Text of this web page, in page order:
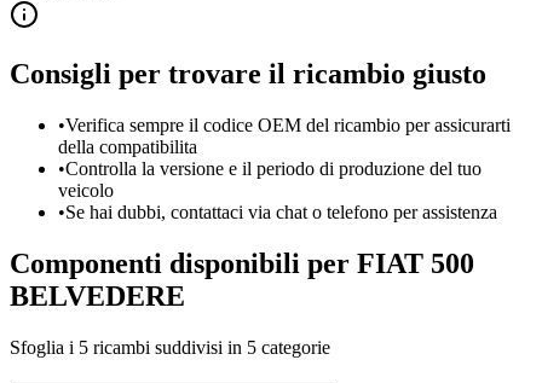
Consigli per trovare il ricambio giusto
•Verifica sempre il codice OEM del ricambio per assicurarti
della compatibilita
•Controlla la versione e il periodo di produzione del tuo
veicolo
•Se hai dubbi, contattaci via chat o telefono per assistenza
Componenti disponibili per FIAT 500
BELVEDERE
Sfoglia i 5 ricambi suddivisi in 5 categorie